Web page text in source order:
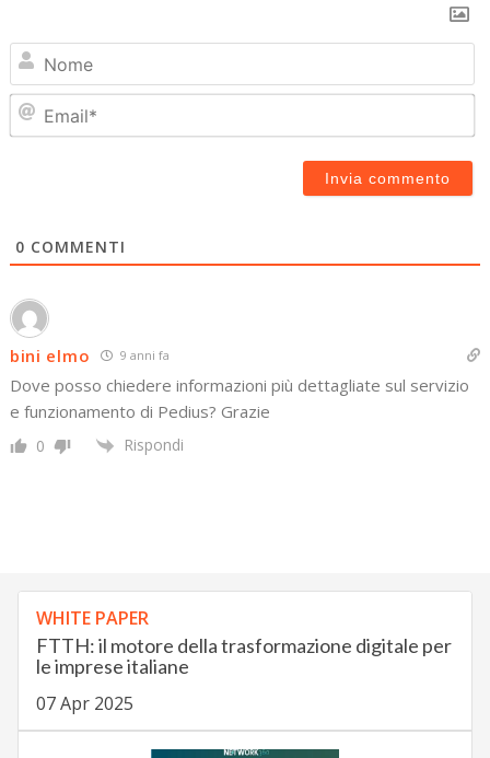
0 COMMENTI
bini elmo 9 anni fa
Dove posso chiedere informazioni più dettagliate sul servizio
e funzionamento di Pedius? Grazie
0 Rispondi
WHITE PAPER
FTTH: il motore della trasformazione digitale per
le imprese italiane
07 Apr 2025